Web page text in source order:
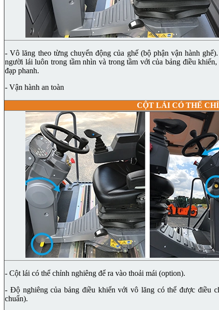
- Vô lăng theo từng chuyển động của ghế (bộ phận vận hành
người lái luôn trong tầm nhìn và trong tầm với của bảng điều
đạp phanh.
- Vận hành an toàn
CỘT LÁI CÓ THỂ
- Cột lái có thể chỉnh nghiêng để ra vào thoải mái (option).
- Độ nghiêng của bảng điều khiển với vô lăng có thể được điều
chuẩn).